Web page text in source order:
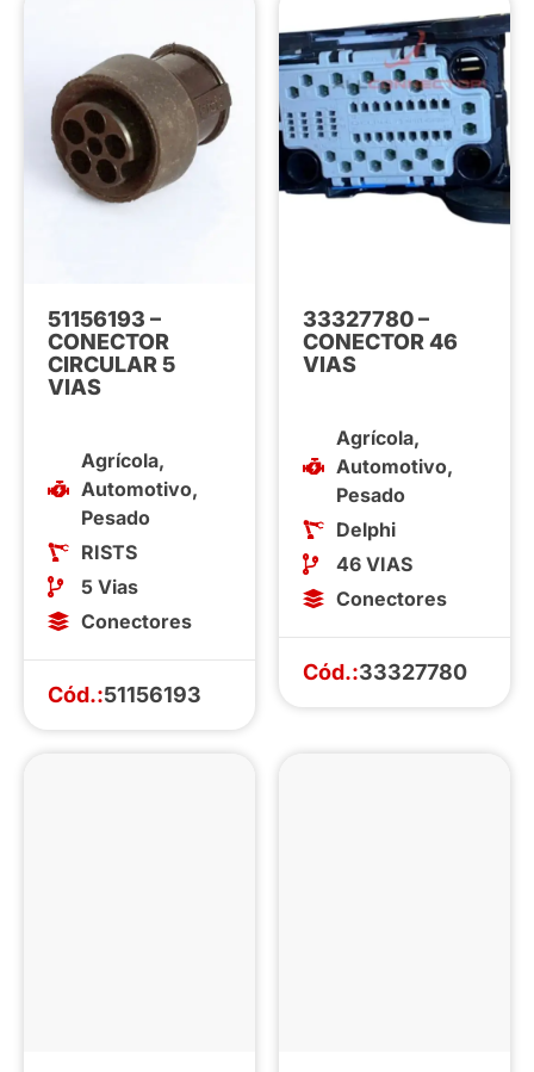
51156193 –
CONECTOR
CIRCULAR 5
VIAS
Agrícola,
Automotivo,
Pesado
RISTS
5 Vias
Conectores
Cód.:51156193
33327780 –
CONECTOR 46
VIAS
Agrícola,
Automotivo,
Pesado
Delphi
46 VIAS
Conectores
Cód.:33327780